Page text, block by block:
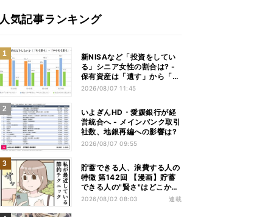
人気記事ランキング
新NISAなど「投資をしてい
る」シニア女性の割合は? -
保有資産は「遺す」から「使
い切る」へ価値観がシフトか
2026/08/07 11:45
いよぎんHD・愛媛銀行が経
営統合へ - メインバンク取引
社数、地銀再編への影響は?
2026/08/07 09:55
貯蓄できる人、浪費する人の
特徴 第142回 【漫画】貯蓄
できる人の"賢さ"はどこか
ら? スーパーでの意外な習慣
2026/08/02 08:03 連載